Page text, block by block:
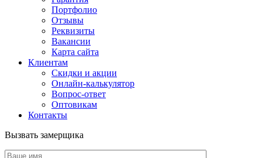
Портфолио
Отзывы
Реквизиты
Вакансии
Карта сайта
Клиентам
Скидки и акции
Онлайн-калькулятор
Вопрос-ответ
Оптовикам
Контакты
Вызвать замерщика